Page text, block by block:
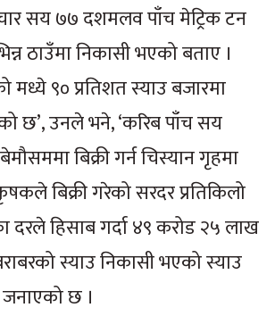
सय ७७ दशमलव पाँच मेट्रिक टन
ठाउँमा निकासी भएको बताए ।
मध्ये ९० प्रतिशत स्याउ बजारमा
छ’, उनले भने, ‘करिब पाँच सय
बिक्री गर्न चिस्यान गृहमा
बिक्री गरेको सरदर प्रतिकिलो
हिसाब गर्दा ४९ करोड २५ लाख
स्याउ निकासी भएको स्याउ
छ ।